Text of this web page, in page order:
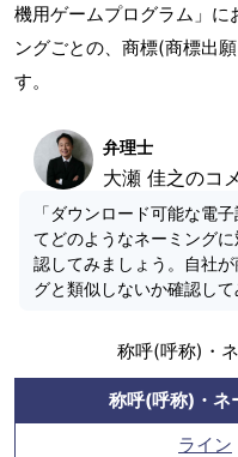
機用ゲームプログラム」に
ングごとの、商標(商標出
す。
弁理士
大瀬 佳之のコ
「ダウンロード可能な電
てどのようなネーミング
認してみましょう。自社
グと類似しないか確認して
称呼(呼称)・
称呼(呼称)・ネ
ライン